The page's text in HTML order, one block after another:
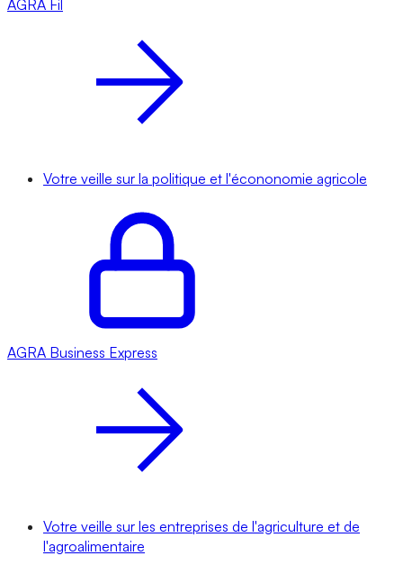
AGRA Fil
Votre veille sur la politique et l'écononomie agricole
AGRA Business Express
Votre veille sur les entreprises de l'agriculture et de
l'agroalimentaire